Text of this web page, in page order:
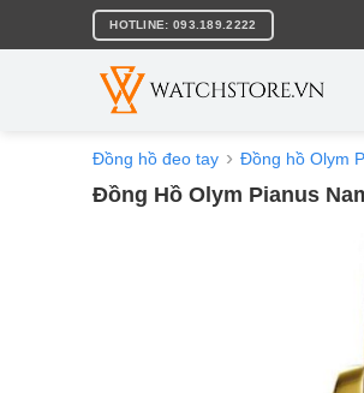
nội
HOTLINE: 093.189.2222
Đồng hồ đeo tay Đồng hồ Olym
Đồng Hồ Olym Pianus